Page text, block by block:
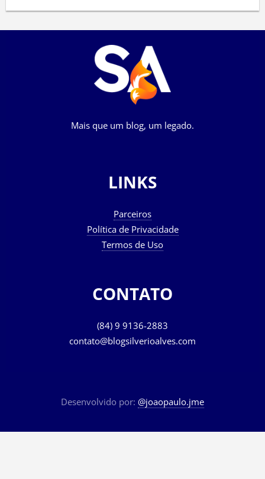
Mais que um blog, um legado.
LINKS
Parceiros
Política de Privacidade
Termos de Uso
CONTATO
(84) 9 9136-2883
contato@blogsilverioalves.com
Desenvolvido por: @joaopaulo.jme